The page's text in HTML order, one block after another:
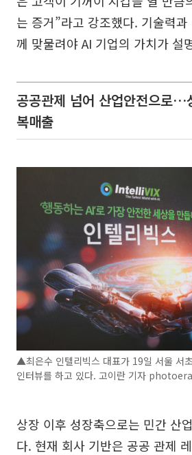
는 증거”라고 강조했다. 기술력
께 맞물려야 AI 기업의 가치가 설
공공관제 넘어 산업안전으로…
복매출
▲최은수 인텔리빅스 대표가 19일 서울 서
인터뷰를 하고 있다. 고이란 기자
상장 이후 성장축으로는 민간 산
다. 현재 회사 기반은 공공 관제